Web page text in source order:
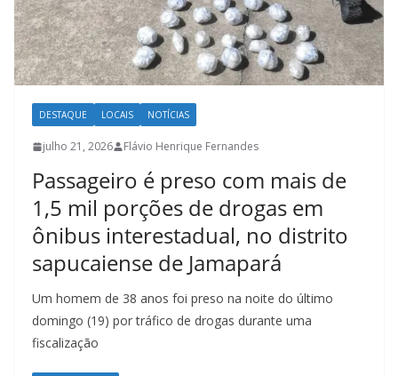
DESTAQUE LOCAIS NOTÍCIAS
julho 21, 2026 Flávio Henrique Fernandes
Passageiro é preso com mais de
1,5 mil porções de drogas em
ônibus interestadual, no distrito
sapucaiense de Jamapará
Um homem de 38 anos foi preso na noite do último
domingo (19) por tráfico de drogas durante uma
fiscalização